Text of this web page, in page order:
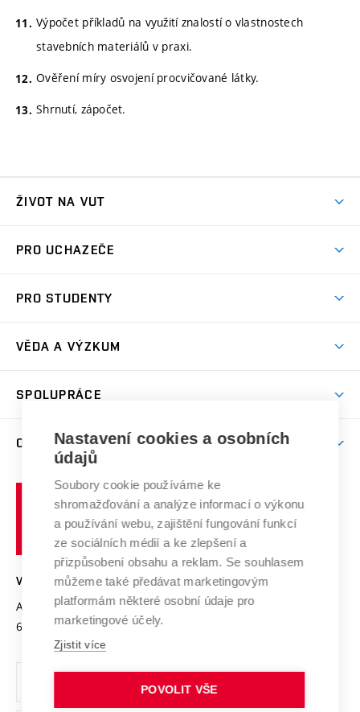
Výpočet příkladů na využití znalostí o vlastnostech
stavebních materiálů v praxi.
Ověření míry osvojení procvičované látky.
Shrnutí, zápočet.
ŽIVOT NA VUT
Koleje
Sport na VUT
PRO UCHAZEČE
Dny otevřených dveří
Celoživotní vzdělávání
E-přihláška
PRO STUDENTY
Harmonogram akademického roku
Závěrečné práce
Doktorské studium
Zpracování osobních údajů studentů
Sociální bezpečí
Studium bez bariér
Podpora podnikání
VĚDA A VÝZKUM
Mezinárodní vědecká rada
Systém zajišťování kvality výzkumu
Výzkumné infrastruktury
Transfer znalostí
Open Science
Projekty
Projekty ze strukturálních fondů
Specifický výzkum
SPOLUPRÁCE
Zahraniční spolupráce
Spolupráce se školami
Služby univerzity
Mezinárodní dohody
Univerzitní sítě
O UNIVERZITĚ
Profil univerzity
Udržitelná univerzita
Podnikavá univerzita / ContriBUTe
Bezpečná univerzita
Vyznamenání
Organizační struktura
Ochrana osobních údajů
učení
technické
VYSOKÉ UČENÍ TECHNICKÉ V BRNĚ
Antonínská 548/1
602 00 Brno
www.vut.cz
vut@vutbr.cz
Nastavení cookies a osobních
údajů
Soubory cookie používáme ke
shromažďování a analýze informací o výkonu
a používání webu, zajištění fungování funkcí
ze sociálních médií a ke zlepšení a
přizpůsobení obsahu a reklam. Se souhlasem
můžeme také předávat marketingovým
platformám některé osobní údaje pro
marketingové účely.
Zjistit více
POVOLIT VŠE